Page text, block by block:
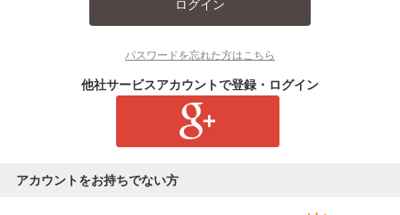
ログイン
パスワードを忘れた方はこちら
他社サービスアカウントで登録・ログイン
アカウントをお持ちでない方